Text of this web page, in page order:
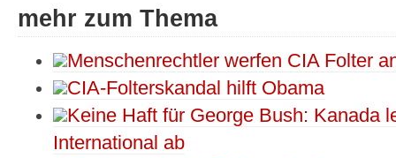
mehr zum Thema
Menschenrechtler werfen CIA Folter
CIA-Folterskandal hilft Obama
Keine Haft für George Bush: Kanada
International ab